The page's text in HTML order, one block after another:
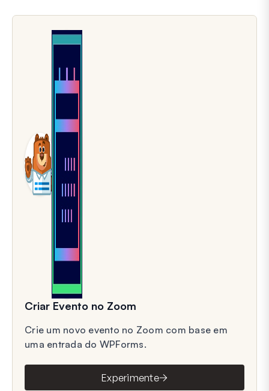
Criar Evento no Zoom
Crie um novo evento no Zoom com base em
uma entrada do WPForms.
Experimente